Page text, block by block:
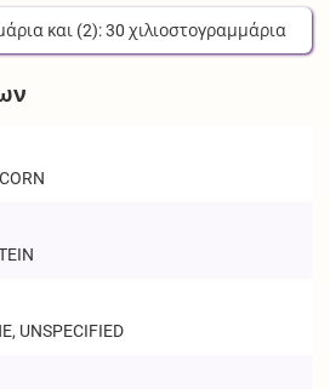
και (2):30 χιλιοστογραμμάρια
UNSPECIFIED